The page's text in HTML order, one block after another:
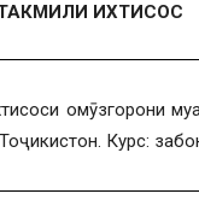
ИХТИСОС
омӯзгорони
Курс: